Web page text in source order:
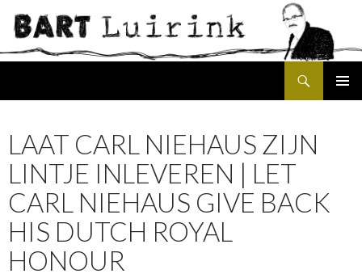
LAAT CARL NIEHAUS ZIJN
LINTJE INLEVEREN | LET
CARL NIEHAUS GIVE BACK
HIS DUTCH ROYAL
HONOUR